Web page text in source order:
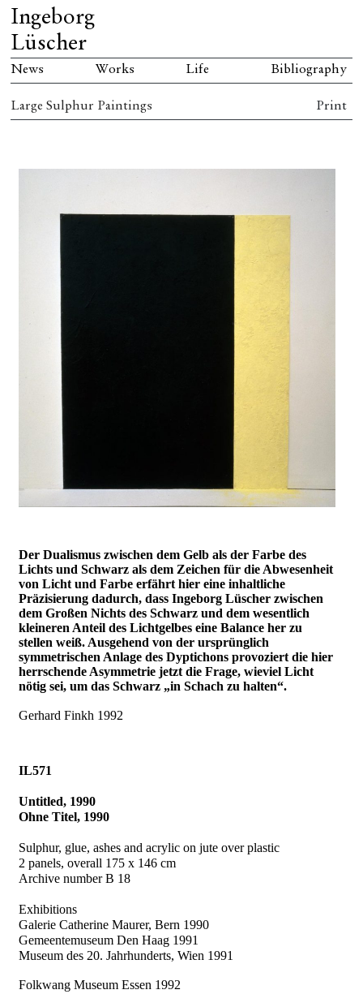
Ingeborg
Lüscher
News Works Life Bibliography
Large Sulphur Paintings Print
Der Dualismus zwischen dem Gelb als der Farbe des
Lichts und Schwarz als dem Zeichen für die Abwesenheit
von Licht und Farbe erfährt hier eine inhaltliche
Präzisierung dadurch, dass Ingeborg Lüscher zwischen
dem Großen Nichts des Schwarz und dem wesentlich
kleineren Anteil des Lichtgelbes eine Balance her zu
stellen weiß. Ausgehend von der ursprünglich
symmetrischen Anlage des Dyptichons provoziert die hier
herrschende Asymmetrie jetzt die Frage, wieviel Licht
nötig sei, um das Schwarz „in Schach zu halten“.
Gerhard Finkh 1992
IL571
Untitled, 1990
Ohne Titel, 1990
Sulphur, glue, ashes and acrylic on jute over plastic
2 panels, overall 175 x 146 cm
Archive number B 18
Exhibitions
Galerie Catherine Maurer, Bern 1990
Gemeentemuseum Den Haag 1991
Museum des 20. Jahrhunderts, Wien 1991
Folkwang Museum Essen 1992